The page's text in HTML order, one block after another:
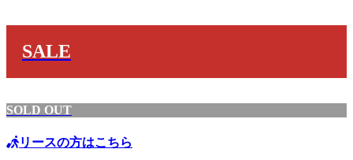
SALE
SOLD OUT
リースの方はこちら